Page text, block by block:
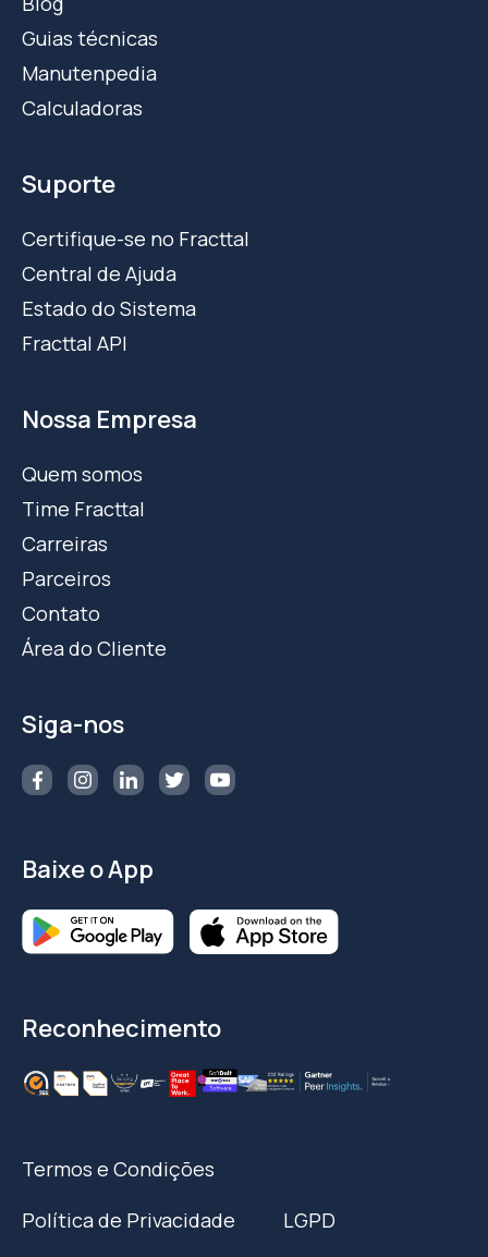
Guias técnicas
Manutenpedia
Calculadoras
Suporte
Certifique-se no Fracttal
Central de Ajuda
Estado do Sistema
Fracttal API
Nossa Empresa
Quem somos
Time Fracttal
Carreiras
Parceiros
Contato
Área do Cliente
Siga-nos
Baixe o App
Reconhecimento
Termos e Condições
Política de Privacidade
LGPD